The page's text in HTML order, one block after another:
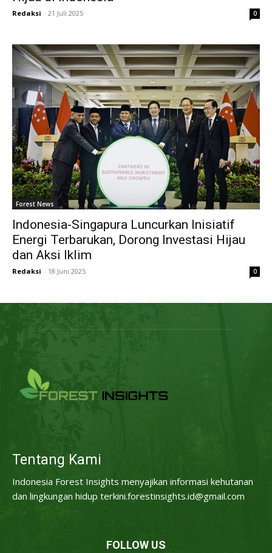
Redaksi - 21 Juli 2025 0
Forest News
Indonesia-Singapura Luncurkan Inisiatif
Energi Terbarukan, Dorong Investasi Hijau
dan Aksi Iklim
Redaksi - 18 Juni 2025 0
Tentang Kami
Indonesia Forest Insights menyajikan informasi kehutanan
dan lingkungan hidup terkini.forestinsights.id@gmail.com
FOLLOW US